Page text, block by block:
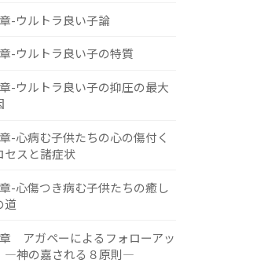
-ウルトラ良い子論
-ウルトラ良い子の特質
-ウルトラ良い子の抑圧の最大
-心病む子供たちの心の傷付く
セスと諸症状
-心傷つき病む子供たちの癒し
道
アガペーによるフォローアッ
神の嘉される８原則―